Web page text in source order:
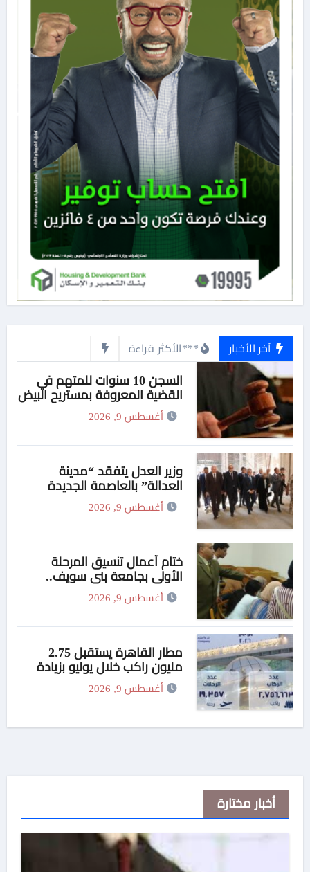
آخر الأخبار ***الأكثر قراءة
السجن 10 سنوات للمتهم في
القضية المعروفة بمستريح البيض
أغسطس 9, 2026
وزير العدل يتفقد “مدينة
العدالة” بالعاصمة الجديدة
وبرفقته رئيسا هيئة قضايا الدولة
وهيئة النيابة الإدارية
أغسطس 9, 2026
ختام أعمال تنسيق المرحلة
الأولى بجامعة بني سويف..
1148 طالبًا وطالبة سجلوا
رغباتهم
أغسطس 9, 2026
مطار القاهرة يستقبل 2.75
مليون راكب خلال يوليو بزيادة
أغسطس 9, 2026
أخبار مختارة